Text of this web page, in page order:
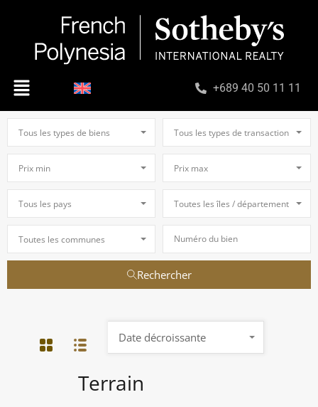
+689 40 50 11 11
Tous les types de biens Tous les types de transaction
Prix min Prix max
Tous les pays Toutes les îles / départements
Toutes les communes
Rechercher
Terrain
Date décroissante